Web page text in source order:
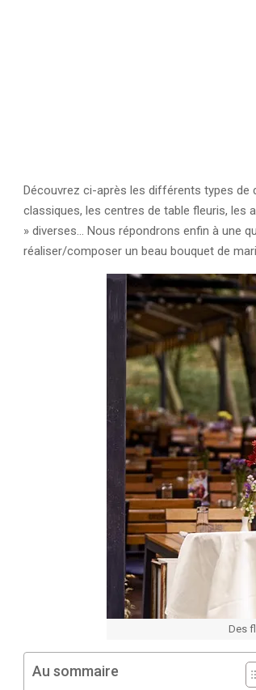
Découvrez ci-après les différents types de
classiques, les centres de table fleuris, les
» diverses… Nous répondrons enfin à une
réaliser/composer un beau bouquet de
Des
Au sommaire